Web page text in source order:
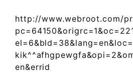
http://www.webroot.com/
en&errid